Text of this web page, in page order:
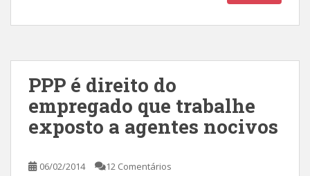
PPP é direito do
empregado que trabalhe
exposto a agentes nocivos
06/02/2014 12 Comentários